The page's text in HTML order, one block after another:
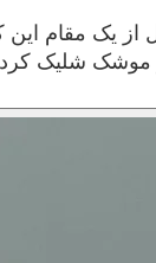
از یک مقام
موشک شلیک